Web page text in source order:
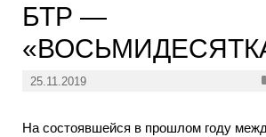
БТР —
25.11.2019
На состоявшейся в прошлом году